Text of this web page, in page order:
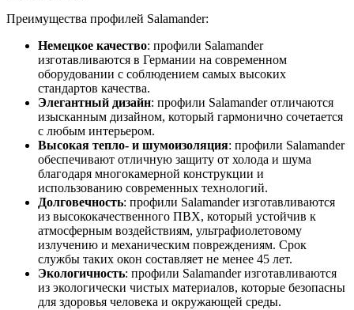
Преимущества профилей Salamander:
Немецкое качество: профили Salamander
изготавливаются в Германии на современном
оборудовании с соблюдением самых высоких
стандартов качества.
Элегантный дизайн: профили Salamander отличаются
изысканным дизайном, который гармонично сочетается
с любым интерьером.
Высокая тепло- и шумоизоляция: профили Salamander
обеспечивают отличную защиту от холода и шума
благодаря многокамерной конструкции и
использованию современных технологий.
Долговечность: профили Salamander изготавливаются
из высококачественного ПВХ, который устойчив к
атмосферным воздействиям, ультрафиолетовому
излучению и механическим повреждениям. Срок
службы таких окон составляет не менее 45 лет.
Экологичность: профили Salamander изготавливаются
из экологически чистых материалов, которые безопасны
для здоровья человека и окружающей среды.